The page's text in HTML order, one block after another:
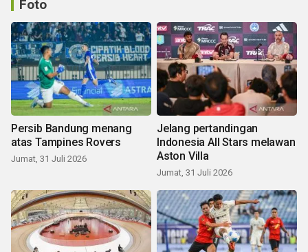
Foto
Persib Bandung menang
atas Tampines Rovers
Jumat, 31 Juli 2026
Jelang pertandingan
Indonesia All Stars melawan
Aston Villa
Jumat, 31 Juli 2026